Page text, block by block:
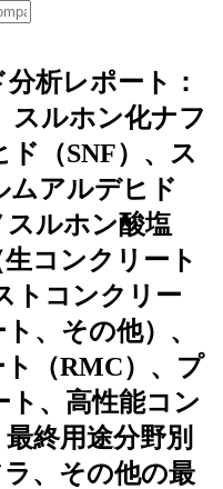
析レポート：
スルホン化ナフ
（SNF）、ス
ムアルデヒド
スルホン酸塩
生コンクリート
トコンクリー
、その他）、
（RMC）、プ
、高性能コン
終用途分野別
ラ、その他の最